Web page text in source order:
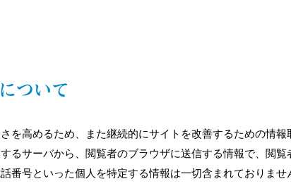
ついて
を高めるため、また継続的にサイトを改善するための情
るサーバから、閲覧者のブラウザに送信する情報で、閲
番号といった個人を特定する情報は一切含まれておりま